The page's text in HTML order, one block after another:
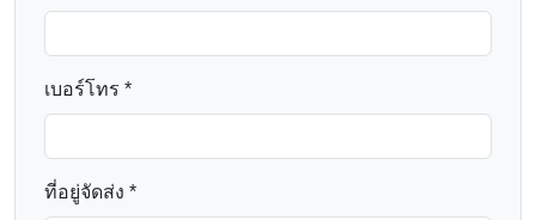
เบอร์โทร *
ที่อยู่จัดส่ง *